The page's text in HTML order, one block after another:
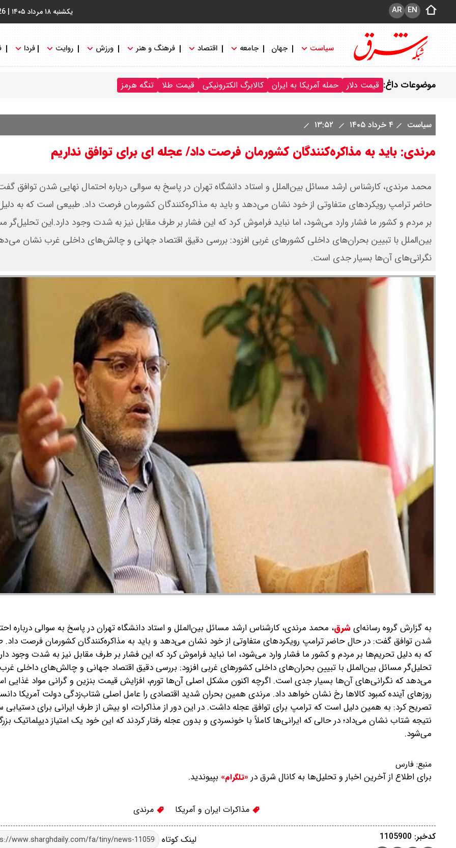
یکشنبه ۱۸ مرداد ۱۴۰۵ | EN
AR
سیاست جهان جامعه اقتصاد فرهنگ و هنر ورزش روایت فردا
موضوعات داغ: قیمت دلار حمله آمریکا به ایران کالابرگ الکترونیکی قیمت طلا تنگه هرمز
سیاست ۴ خرداد ۱۴۰۵
مرندی: باید به مذاکره‌کنندگان کشورمان فرصت داد/ عجله ای برای توافق نداریم
محمد مرندی، کارشناس ارشد مسائل بین‌الملل و استاد دانشگاه تهران در پاسخ به سوالی درباره احتمال نهایی شدن توافق
حاضر ترامپ رویکردهای متفاوتی از خود نشان می‌دهد و باید به مذاکره‌کنندگان کشورمان فرصت داد. طبیعی است که به
بر مردم و کشور ما فشار وارد می‌شود، اما نباید فراموش کرد که این فشار بر طرف مقابل نیز به شدت وجود دارد.این تحلیل‌گر
بین‌الملل با تبیین بحران‌های داخلی کشورهای غربی افزود: بررسی دقیق اقتصاد جهانی و چالش‌های داخلی غرب نشان
نگرانی‌های آن‌ها بسیار جدی است.
به گزارش گروه رسانه‌ایشرق، محمد مرندی، کارشناس ارشد مسائل بین‌الملل و استاد دانشگاه تهران در پاسخ به سوالی درباره
شدن توافق گفت: در حال حاضر ترامپ رویکردهای متفاوتی از خود نشان می‌دهد و باید به مذاکره‌کنندگان کشورمان فرصت
که به دلیل تحریم‌ها بر مردم و کشور ما فشار وارد می‌شود، اما نباید فراموش کرد که این فشار بر طرف مقابل نیز به شدت وجود
تحلیل‌گر مسائل بین‌الملل با تبیین بحران‌های داخلی کشورهای غربی افزود: بررسی دقیق اقتصاد جهانی و چالش‌های داخلی
می‌دهد که نگرانی‌های آن‌ها بسیار جدی است. اگرچه اکنون مشکل اصلی آن‌ها تورم، افزایش قیمت بنزین و گرانی مواد غذایی
روزهای آینده کمبود کالاها رخ نشان خواهد داد. مرندی همین بحران شدید اقتصادی را عامل اصلی شتاب‌زدگی دولت آمریکا
تصریح کرد: به همین دلیل است که ترامپ برای توافق عجله داشت. در این دور از مذاکرات، او بیش از طرف ایرانی برای دستیابی
نتیجه شتاب نشان می‌داد؛ در حالی که ایرانی‌ها کاملاً با خونسردی و بدون عجله رفتار کردند که این خود یک امتیاز دیپلماتیک
می‌شود.
منبع: فارس
برای اطلاع از آخرین اخبار و تحلیل‌ها به کانال شرق در «تلگرام» بپیوندید.
مذاکرات ایران و آمریکا مرندی
لینک کوتاه کدخبر: 1105900